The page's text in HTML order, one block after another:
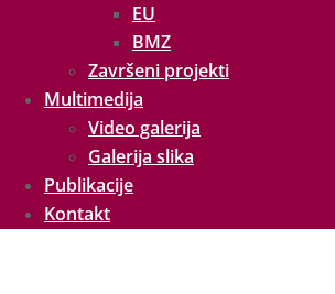
EU
BMZ
Završeni projekti
Multimedija
Video galerija
Galerija slika
Publikacije
Kontakt